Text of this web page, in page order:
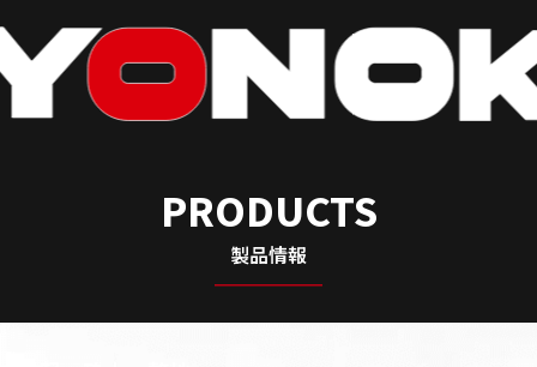
PRODUCTS
製品情報